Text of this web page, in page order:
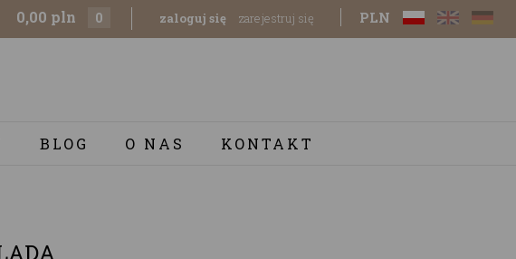
0,00 pln 0 zaloguj się zarejestruj się PLN
BLOG O NAS KONTAKT